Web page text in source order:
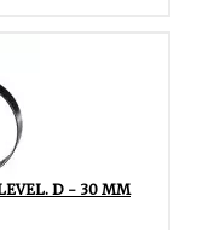
D - 30 ММ